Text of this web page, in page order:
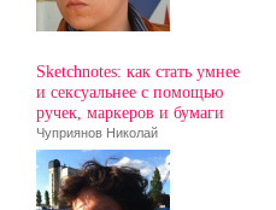
Sketchnotes: как стать умнее
и сексуальнее с помощью
ручек, маркеров и бумаги
Чуприянов Николай